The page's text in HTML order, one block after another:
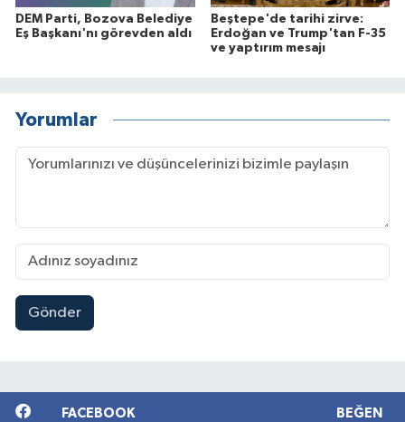
DEM Parti, Bozova Belediye
Eş Başkanı'nı görevden aldı
Beştepe'de tarihi zirve:
Erdoğan ve Trump'tan F-35
ve yaptırım mesajı
Yorumlar
Gönder
FACEBOOK BEĞEN